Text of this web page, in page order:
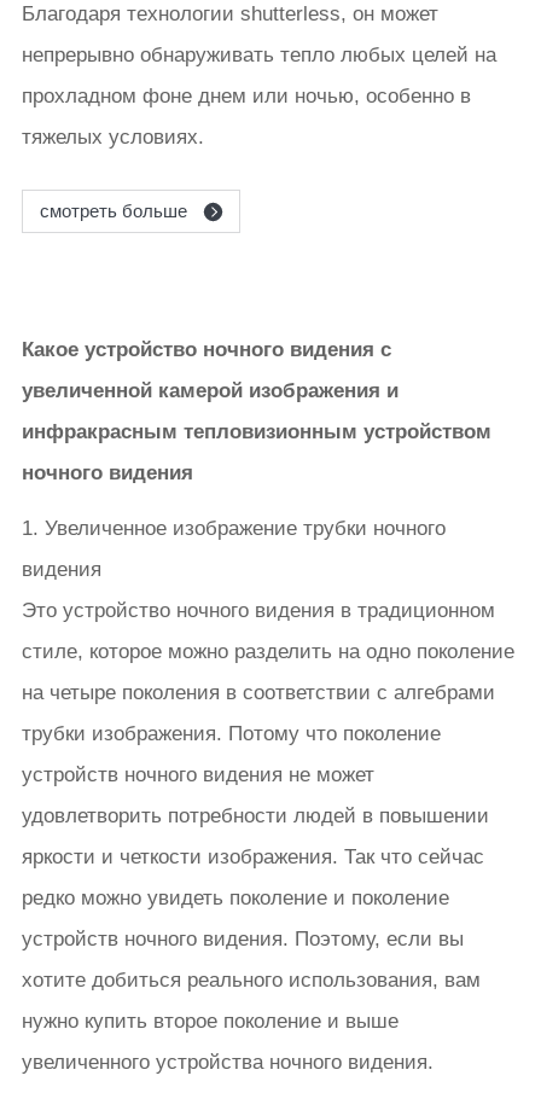
Благодаря технологии shutterless, он может
непрерывно обнаруживать тепло любых целей на
прохладном фоне днем или ночью, особенно в
тяжелых условиях.
смотреть больше
Какое устройство ночного видения с
увеличенной камерой изображения и
инфракрасным тепловизионным устройством
ночного видения
1. Увеличенное изображение трубки ночного
видения
Это устройство ночного видения в традиционном
стиле, которое можно разделить на одно поколение
на четыре поколения в соответствии с алгебрами
трубки изображения. Потому что поколение
устройств ночного видения не может
удовлетворить потребности людей в повышении
яркости и четкости изображения. Так что сейчас
редко можно увидеть поколение и поколение
устройств ночного видения. Поэтому, если вы
хотите добиться реального использования, вам
нужно купить второе поколение и выше
увеличенного устройства ночного видения.